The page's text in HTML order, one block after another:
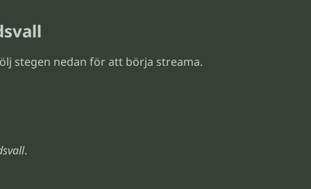
stegen nedan för att börja streama.
.